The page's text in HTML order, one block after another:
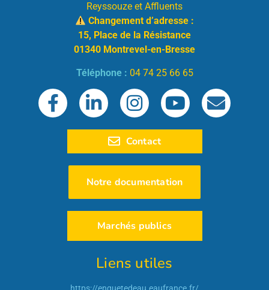
Reyssouze et Affluents
Changement d’adresse :
15, Place de la Résistance
01340 Montrevel-en-Bresse
Téléphone : 04 74 25 66 65
Contact
Notre documentation
Marchés publics
Liens utiles